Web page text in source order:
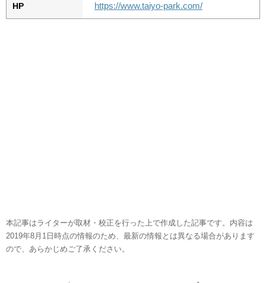
HP https://www.taiyo-park.com/
本記事はライターが取材・校正を行った上で作成した記事です。内容は
2019年8月1日時点の情報のため、最新の情報とは異なる場合があります
ので、あらかじめご了承ください。